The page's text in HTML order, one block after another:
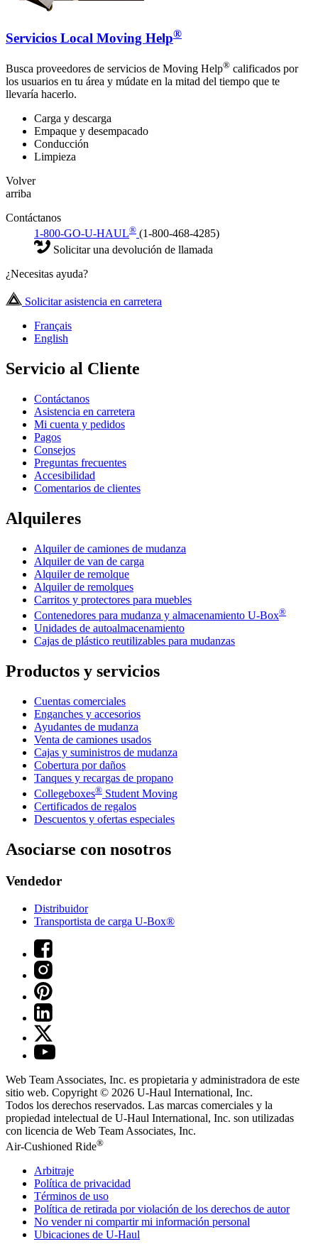
Servicios Local Moving Help®
Busca proveedores de servicios de Moving Help® calificados por
los usuarios en tu área y múdate en la mitad del tiempo que te
llevaría hacerlo.
Carga y descarga
Empaque y desempacado
Conducción
Limpieza
Volver
arriba
Contáctanos
1-800-GO-U-HAUL® (1-800-468-4285)
Solicitar una devolución de llamada
¿Necesitas ayuda?
Solicitar asistencia en carretera
Français
English
Servicio al Cliente
Contáctanos
Asistencia en carretera
Mi cuenta y pedidos
Pagos
Consejos
Preguntas frecuentes
Accesibilidad
Comentarios de clientes
Alquileres
Alquiler de camiones de mudanza
Alquiler de van de carga
Alquiler de remolque
Alquiler de remolques
Carritos y protectores para muebles
Contenedores para mudanza y almacenamiento U-Box®
Unidades de autoalmacenamiento
Cajas de plástico reutilizables para mudanzas
Productos y servicios
Cuentas comerciales
Enganches y accesorios
Ayudantes de mudanza
Venta de camiones usados
Cajas y suministros de mudanza
Cobertura por daños
Tanques y recargas de propano
Collegeboxes® Student Moving
Certificados de regalos
Descuentos y ofertas especiales
Asociarse con nosotros
Vendedor
Distribuidor
Transportista de carga U-Box®
Web Team Associates, Inc. es propietaria y administradora de este
sitio web. Copyright © 2026 U-Haul International, Inc.
Todos los derechos reservados. Las marcas comerciales y la
propiedad intelectual de U-Haul International, Inc. son utilizadas
con licencia de Web Team Associates, Inc.
Air-Cushioned Ride®
Arbitraje
Política de privacidad
Términos de uso
Política de retirada por violación de los derechos de autor
No vender ni compartir mi información personal
Ubicaciones de U-Haul